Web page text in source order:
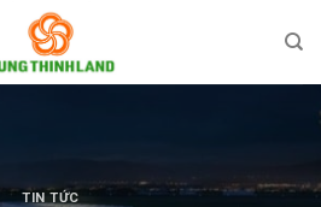
TIN TỨC